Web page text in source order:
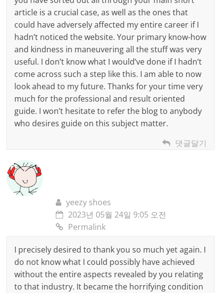
article is a crucial case, as well as the ones that
could have adversely affected my entire career if I
hadn’t noticed the website. Your primary know-how
and kindness in maneuvering all the stuff was very
useful. I don’t know what I would’ve done if I hadn’t
come across such a step like this. I am able to now
look ahead to my future. Thanks for your time very
much for the professional and result oriented
guide. I won’t hesitate to refer the blog to anybody
who desires guide on this subject matter.
댓글달기
yeezy shoes
2023년 05월 24일 9:05 오전
Permalink
I precisely desired to thank you so much yet again. I
do not know what I could possibly have achieved
without the entire aspects revealed by you relating
to that industry. It became the horrifying condition